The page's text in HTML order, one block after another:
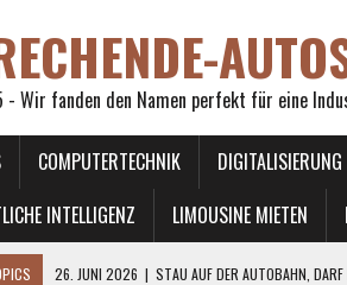
- Wir fanden den Namen perfekt für eine
COMPUTERTECHNIK DIGITALISIERUNG
INTELLIGENZ
LIMOUSINE MIETEN
26. JUNI 2026 | STAU AUF DER AUTOBAHN,